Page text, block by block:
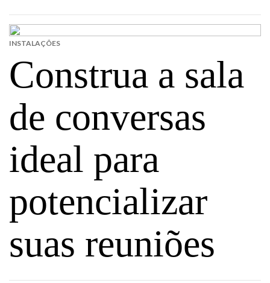
Construa a sala
de conversas
ideal para
potencializar
suas reuniões
INSTALAÇÕES